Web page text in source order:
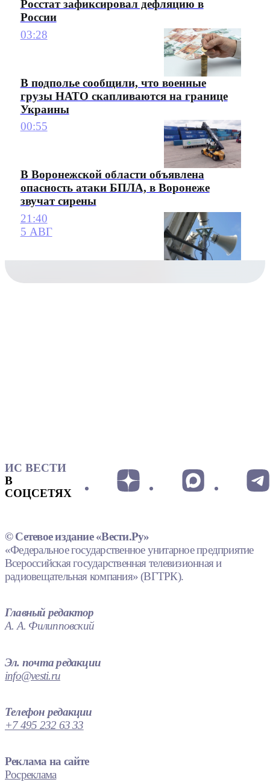
Росстат зафиксировал дефляцию в
России
03:28
В подполье сообщили, что военные
грузы НАТО скапливаются на границе
Украины
00:55
В Воронежской области объявлена
опасность атаки БПЛА, в Воронеже
звучат сирены
21:40
5 АВГ
ИС ВЕСТИ
В
СОЦСЕТЯХ
© Сетевое издание «Вести.Ру»
«Федеральное государственное унитарное предприятие
Всероссийская государственная телевизионная и
радиовещательная компания» (ВГТРК).
Главный редактор
А. А. Филипповский
Эл. почта редакции
info@vesti.ru
Телефон редакции
+7 495 232 63 33
Реклама на сайте
Росреклама